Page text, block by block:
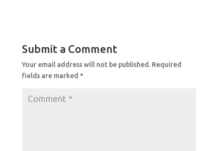
b
o
o
A
p
p
Submit a Comment
Your email address will not be published. Required
fields are marked *